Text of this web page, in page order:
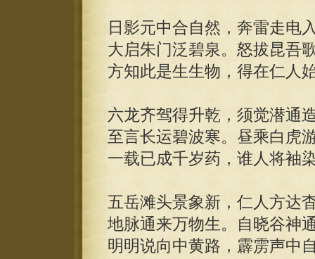
日影元中合自然，奔雷走电
大启朱门泛碧泉。怒拔昆吾
方知此是生生物，得在仁人
六龙齐驾得升乾，须觉潜通
至言长运碧波寒。昼乘白虎
一载已成千岁药，谁人将袖
五岳滩头景象新，仁人方达
地脉通来万物生。自晓谷神
明明说向中黄路，霹雳声中